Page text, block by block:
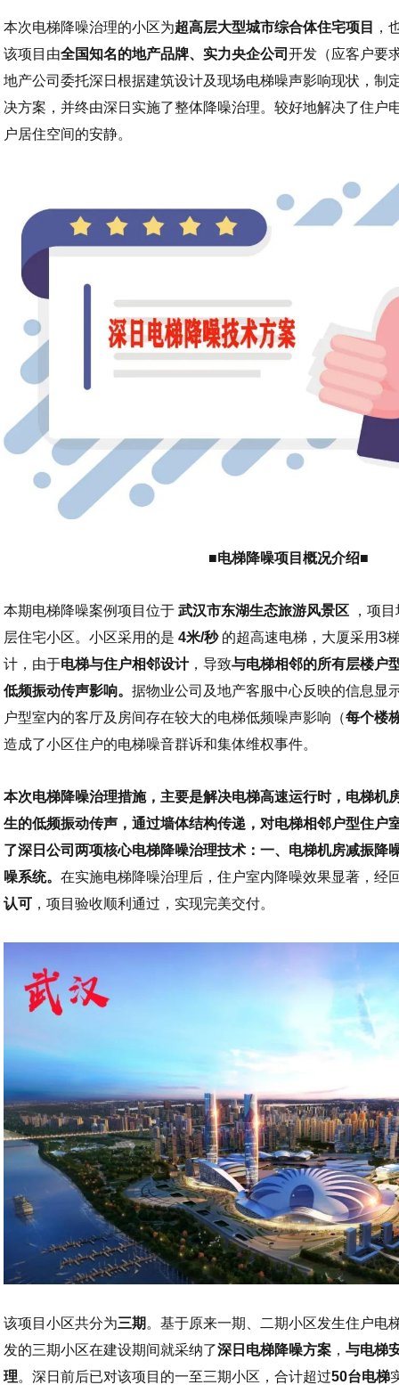
本次电梯降噪治理的小区为超高层大型城市综合体住宅项目
，
该项目由全国知名的地产品牌、实力央企公司开发（应客户要
地产公司委托深日根据建筑设计及现场电梯噪声影响现状，制
决方案，并终由深日实施了整体降噪治理。较好地解决了住户
户居住空间的安静。
■电梯降噪项目概况介绍■
本期电梯降噪案例项目位于武汉市东湖生态旅游风景区 ，项
层住宅小区。小区采用的是 4米/秒的超高速电梯，大厦采用3
计，由于电梯与住户相邻设计，导致与电梯相邻的所有层楼户
低频振动传声影响。据物业公司及地产客服中心反映的信息显
户型室内的客厅及房间存在较大的电梯低频噪声影响（每个楼
造成了小区住户的电梯噪音群诉和集体维权事件。
本次电梯降噪治理措施，主要是解决电梯高速运行时，电梯机
生的低频振动传声，通过墙体结构传递，对电梯相邻户型住户
了深日公司两项核心电梯降噪治理技术：一、电梯机房减振降
噪系统。在实施电梯降噪治理后，住户室内降噪效果显著，经
认可 ，项目验收顺利通过，实现完美交付。
该项目小区共分为三期 。基于原来一期、二期小区发生住户电
发的三期小区在建设期间就采纳了深日电梯降噪方案 ，与电梯
理。深日前后已对该项目的一至三期小区，合计超过50台电梯